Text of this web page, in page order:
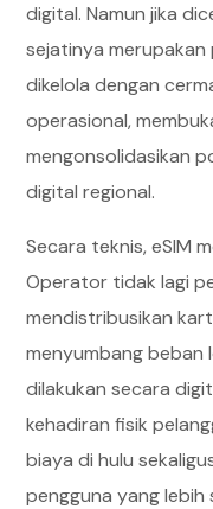
digital. Namun jika
sejatinya
dikelola dengan
operasional,
mengonsolidasikan
digital regional.
Secara teknis, eSIM
Operator tidak lagi
mendistribusikan
menyumbang beban
dilakukan secara
kehadiran fisik
biaya di hulu
pengguna yang lebih